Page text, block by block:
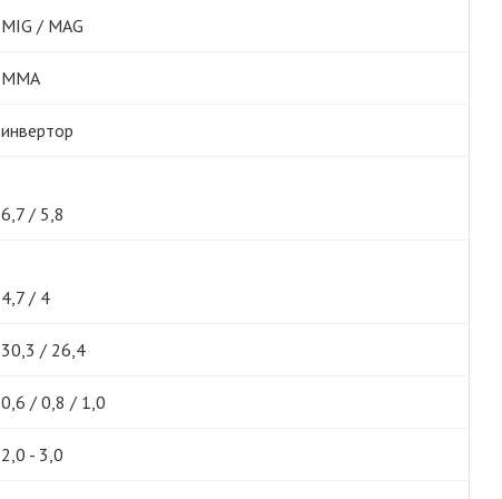
MIG / MAG
MMA
инвертор
6,7 / 5,8
4,7 / 4
30,3 / 26,4
0,6 / 0,8 / 1,0
2,0 - 3,0